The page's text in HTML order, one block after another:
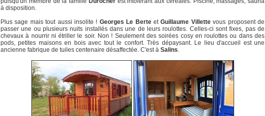
à disposition.
Plus sage mais tout aussi insolite ! Georges Le BerteetGuillaume Villettevous proposent de
passer une ou plusieurs nuits installés dans une de leurs roulottes. Celles-ci sont fixes, pas de
chevaux à nourrir ni étriller le soir. Non ! Seulement des soirées cosy en roulottes ou dans des
pods, petites maisons en bois avec tout le confort. Très dépaysant. Le lieu d'accueil est une
ancienne fabrique de tuiles centenaire désaffectée. C'est à Salins.